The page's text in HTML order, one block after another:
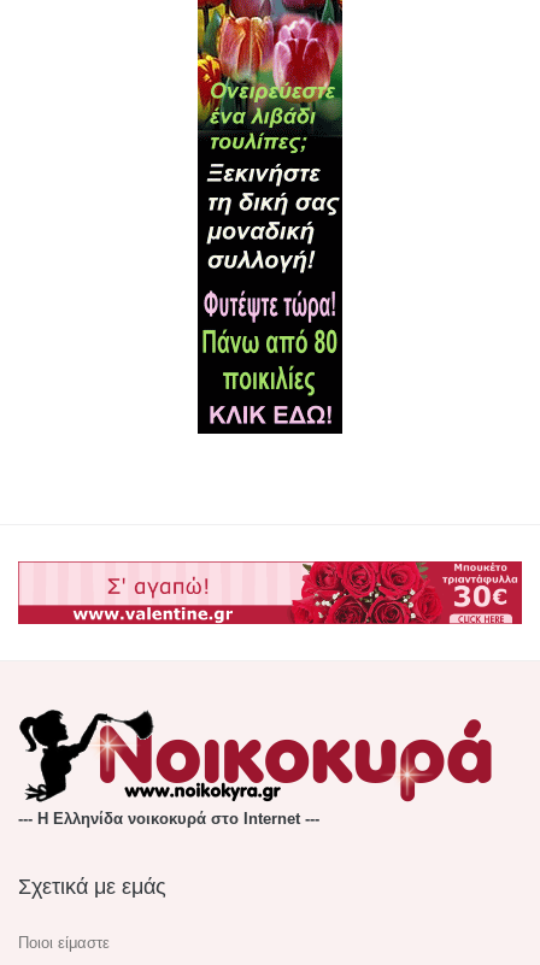
--- Η Ελληνίδα νοικοκυρά στο Internet ---
Σχετικά με εμάς
Ποιοι είμαστε